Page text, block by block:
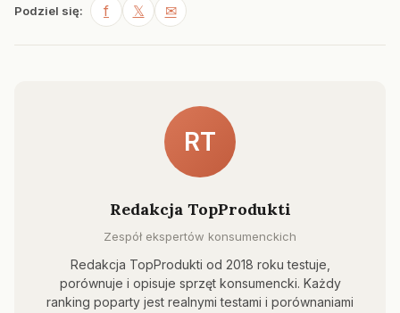
Podziel się: f 𝕏 ✉
RT
Redakcja TopProdukti
Zespół ekspertów konsumenckich
Redakcja TopProdukti od 2018 roku testuje,
porównuje i opisuje sprzęt konsumencki. Każdy
ranking poparty jest realnymi testami i porównaniami